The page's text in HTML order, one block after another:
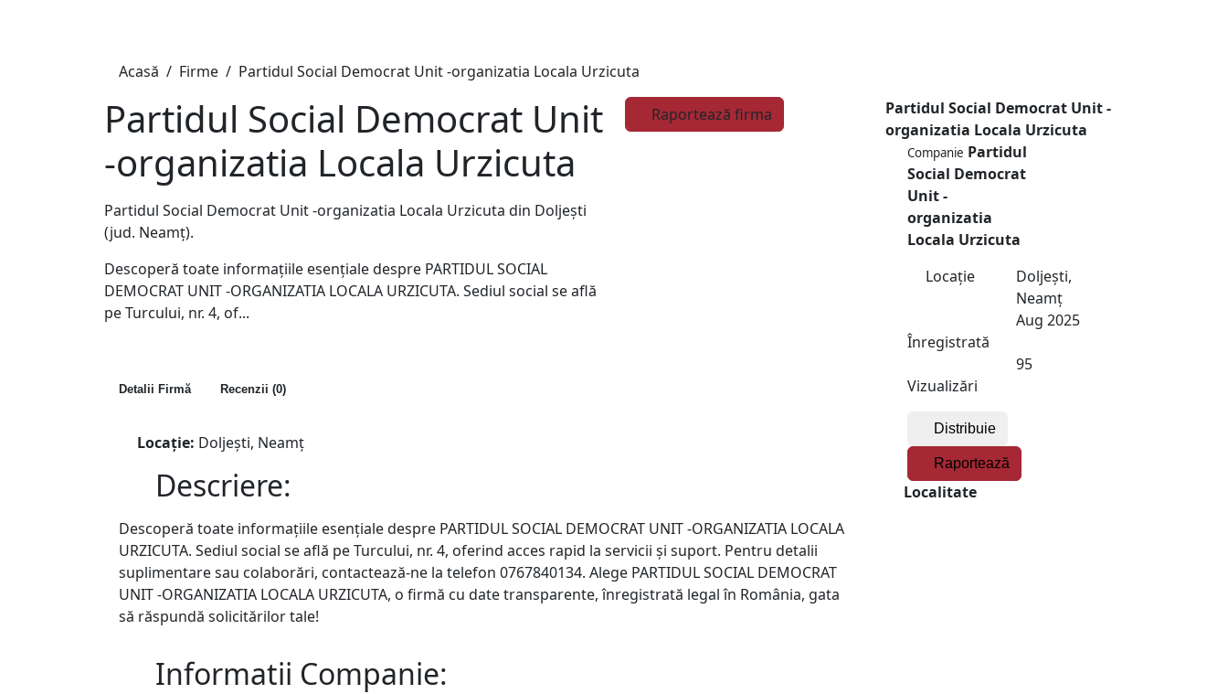
Acasă Firme Partidul Social Democrat Unit -organizatia Locala Urzicuta
Partidul Social Democrat Unit
-organizatia Locala Urzicuta
Partidul Social Democrat Unit -organizatia Locala Urzicuta din Doljeşti
(jud. Neamţ).
Descoperă toate informațiile esențiale despre PARTIDUL SOCIAL
DEMOCRAT UNIT -ORGANIZATIA LOCALA URZICUTA. Sediul social se află
pe Turcului, nr. 4, of...
Raportează firma
Detalii Firmă Recenzii (0)
Locație: Doljeşti, Neamţ
Descriere:
Descoperă toate informațiile esențiale despre PARTIDUL SOCIAL DEMOCRAT UNIT -ORGANIZATIA LOCALA
URZICUTA. Sediul social se află pe Turcului, nr. 4, oferind acces rapid la servicii și suport. Pentru detalii
suplimentare sau colaborări, contactează-ne la telefon 0767840134. Alege PARTIDUL SOCIAL DEMOCRAT
UNIT -ORGANIZATIA LOCALA URZICUTA, o firmă cu date transparente, înregistrată legal în România, gata
să răspundă solicitărilor tale!
Informatii Companie:
Partidul Social Democrat Unit -
organizatia Locala Urzicuta
Companie Partidul
Social Democrat
Unit -
organizatia
Locala Urzicuta
Locație
Doljeşti,
Neamţ
Înregistrată
Aug 2025
Vizualizări
95
Distribuie
Raportează
Localitate